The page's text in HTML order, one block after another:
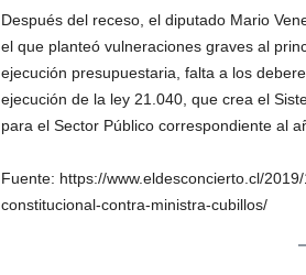
Después del receso, el diputado Mario
el que planteó vulneraciones graves al
ejecución presupuestaria, falta a los
ejecución de la ley 21.040, que crea el
para el Sector Público correspondiente al
Fuente: https://www.eldesconcierto.cl/
constitucional-contra-ministra-cubillos/